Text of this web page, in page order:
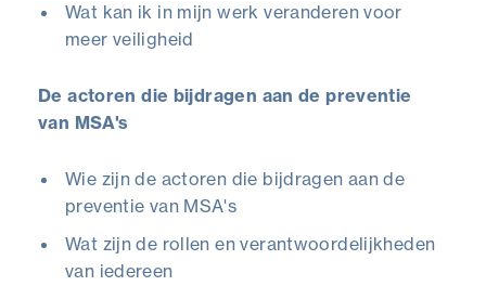
Wat kan ik in mijn werk veranderen voor
meer veiligheid
De actoren die bijdragen aan de preventie
van MSA's
Wie zijn de actoren die bijdragen aan de
preventie van MSA's
Wat zijn de rollen en verantwoordelijkheden
van iedereen